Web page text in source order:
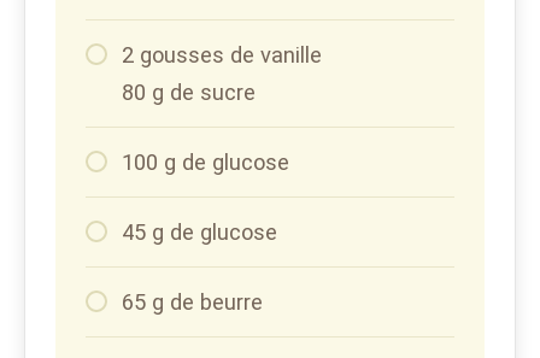
2 gousses de vanille
80 g de sucre
100 g de glucose
45 g de glucose
65 g de beurre